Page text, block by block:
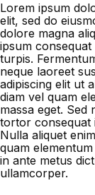
Lorem ipsum
elit, sed do
dolore magna
ipsum consequat
turpis.
neque laoreet
adipiscing elit ut
diam vel quam
massa eget. Sed
tortor consequat
Nulla aliquet
quam
in ante metus
ullamcorper.